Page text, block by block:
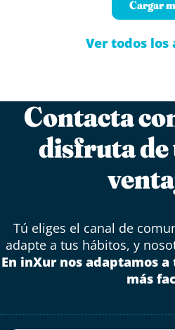
Cargar
Ver todos los
Contacta
disfruta de
Tú eliges el canal de
adapte a tus hábitos, y
En inXur nos adaptamos
más